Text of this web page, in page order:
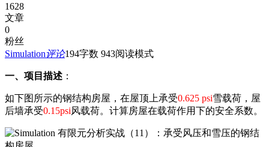
1628
文章
0
粉丝
Simulation评论194字数 943阅读模式
一、项目描述 ：
如下图所示的钢结构房屋，在屋顶上承受0.625 psi雪载荷，屋
后墙承受0.15psi风载荷。计算房屋在载荷作用下的安全系数。